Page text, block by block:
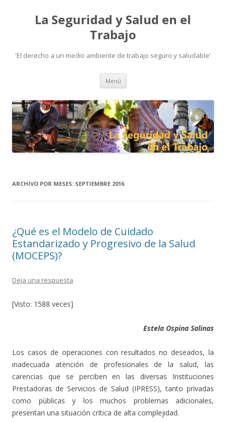
La Seguridad y Salud en el
Trabajo
'El derecho a un medio ambiente de trabajo seguro y saludable'
Menú Ir
contenido
ARCHIVO POR MESES: SEPTIEMBRE 2016
¿Qué es el Modelo de Cuidado
Estandarizado y Progresivo de la Salud
(MOCEPS)?
Deja una respuesta
[Visto: 1588 veces]
Estela Ospina Salinas
Los casos de operaciones con resultados no deseados, la
inadecuada atención de profesionales de la salud, las
carencias que se perciben en las diversas Instituciones
Prestadoras de Servicios de Salud (IPRESS), tanto privadas
como públicas y los muchos problemas adicionales,
presentan una situación crítica de alta complejidad.